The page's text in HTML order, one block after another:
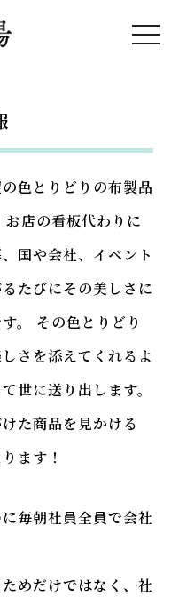
色とりどりの布製品
店の看板代わりに
国や会社、イベント
たびにその美しさに
。 その色とりどり
さを添えてくれるよ
世に送り出します。
た商品を見かける
ます！
毎朝社員全員で会社
めだけではなく、社